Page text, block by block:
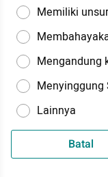
Memiliki
Mengandung
Menyinggung
Lainnya
Batal